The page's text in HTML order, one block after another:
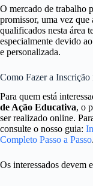
O mercado de trabalho
promissor, uma vez
qualificados nesta área
especialmente devido
e personalizada.
Como Fazer a Inscrição
Para quem está
de Ação Educativa, o
ser realizado online.
consulte o nosso guia:
Completo Passo a Passo.
Os interessados devem